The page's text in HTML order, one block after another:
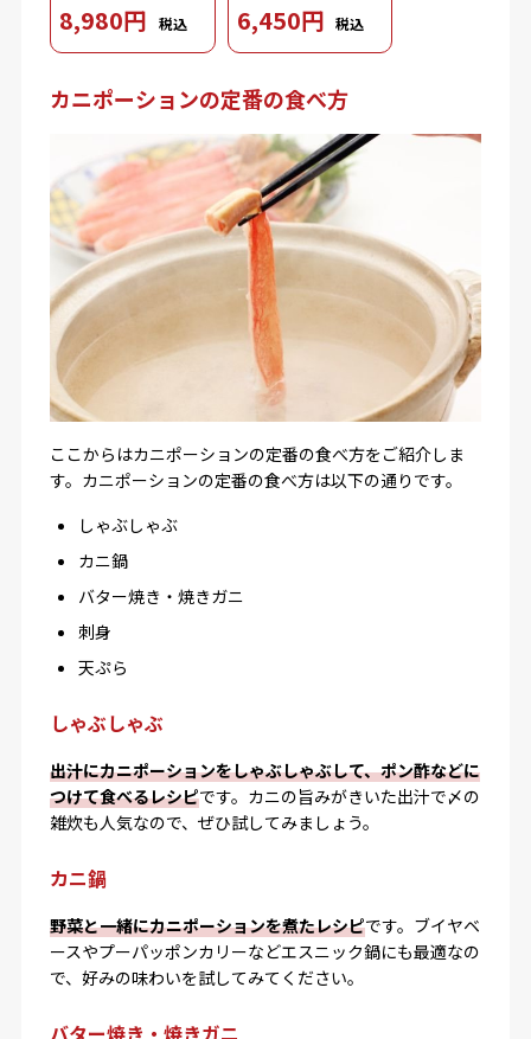
8,980円 税込 6,450円 税込
カニポーションの定番の食べ方
ここからはカニポーションの定番の食べ方をご紹介しま
す。カニポーションの定番の食べ方は以下の通りです。
しゃぶしゃぶ
カニ鍋
バター焼き・焼きガニ
刺身
天ぷら
しゃぶしゃぶ
出汁にカニポーションをしゃぶしゃぶして、ポン酢などに
つけて食べるレシピです。カニの旨みがきいた出汁で〆の
雑炊も人気なので、ぜひ試してみましょう。
カニ鍋
野菜と一緒にカニポーションを煮たレシピです。ブイヤベ
ースやプーパッポンカリーなどエスニック鍋にも最適なの
で、好みの味わいを試してみてください。
バター焼き・焼きガニ